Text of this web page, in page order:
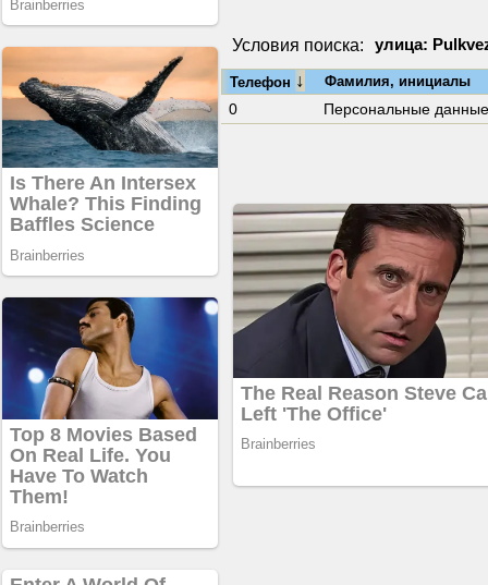
Условия поиска: улица:
Телефон ↓ Фамилия, инициалы
0 Персональные данные